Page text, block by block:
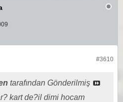
#3610
tarafından Gönderilmiş
kart de?il dimi hocam